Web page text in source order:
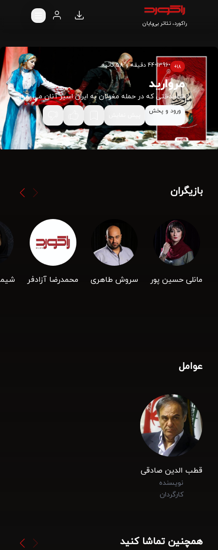
راکورد، تئاتر بی‌پایان
18+
•
1396
•44 دقیقه و 58 ثانیه
مروارید
شاهدختی که در حمله مغولان به ایران اسیر آنان می شود
ورود و پخش
بازیگران
مانلی حسین پور سروش طاهری محمدرضا آزادفر
عوامل
قطب الدین صادقی
نویسنده
کارگردان
همچنین تماشا کنید